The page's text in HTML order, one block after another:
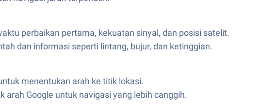
perbaikan pertama, kekuatan sinyal, dan posisi satelit.
dan informasi seperti lintang, bujur, dan ketinggian.
menentukan arah ke titik lokasi.
arah Google untuk navigasi yang lebih canggih.